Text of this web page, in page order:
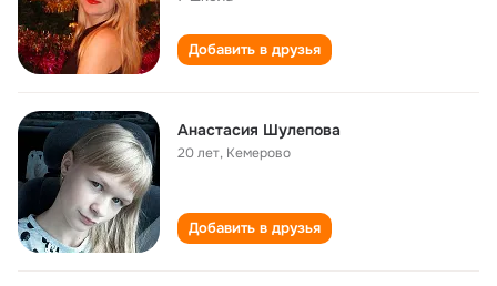
Добавить в друзья
Анастасия Шулепова
20 лет, Кемерово
Добавить в друзья